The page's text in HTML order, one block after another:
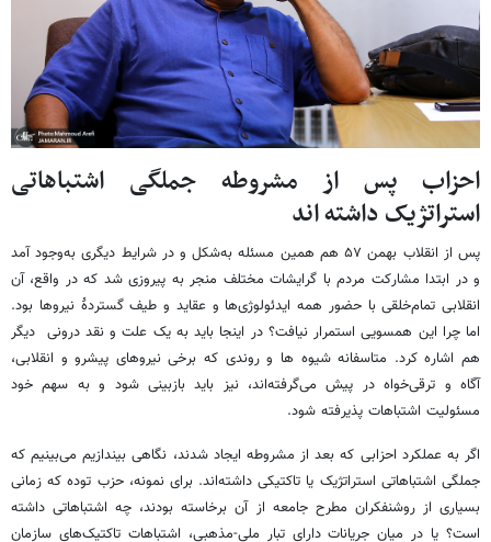
احزاب پس از مشروطه جملگی اشتباهاتی
استراتژیک داشته اند
پس از انقلاب بهمن ۵۷ هم همین مسئله به‌شکل و در شرایط دیگری به‌وجود آمد
و در ابتدا مشارکت مردم با گرایشات مختلف منجر به پیروزی شد که در واقع، آن
انقلابی تمام‌خلقی با حضور همه ایدئولوژی‌ها و عقاید و طیف گستردهٔ نیروها بود.
اما چرا این همسویی استمرار نیافت؟ در اینجا باید به یک علت و نقد درونی دیگر
هم اشاره کرد. متاسفانه شیوه ها و روندی که برخی نیروهای پیشرو و انقلابی،
آگاه و ترقی‌خواه در پیش می‌گرفته‌اند، نیز باید بازبینی شود و به سهم خود
مسئولیت اشتباهات پذیرفته شود.
اگر به عملکرد احزابی که بعد از مشروطه ایجاد شدند، نگاهی بیندازیم می‌بینیم که
جملگی اشتباهاتی استراتژیک یا تاکتیکی داشته‌اند. برای نمونه، حزب توده که زمانی
بسیاری از روشنفکران مطرح جامعه از آن برخاسته بودند، چه اشتباهاتی داشته
است؟ یا در میان جریانات دارای تبار ملی-مذهبی، اشتباهات تاکتیک‌های سازمان